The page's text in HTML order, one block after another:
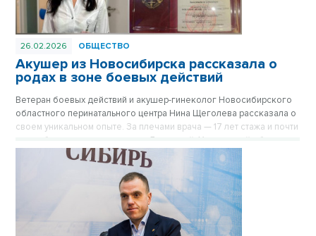
26.02.2026 ОБЩЕСТВО
Акушер из Новосибирска рассказала о
родах в зоне боевых действий
Ветеран боевых действий и акушер-гинеколог Новосибирского
областного перинатального центра Нина Щеголева рассказала о
своем уникальном опыте. За плечами врача — 17 лет стажа и почти
год работы в командировках в Луганской, Херсонской областях и
Сирии. В условиях дефицита медикаментов и под звуки канонады
она продолжала принимать роды и проводить сложнейшие
операции, доказывая, что жизнь рождается даже там, где идет